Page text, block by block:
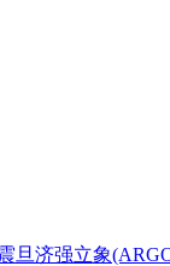
旦济强立象